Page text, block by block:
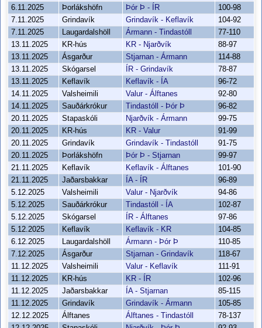
6.11.2025
Þorlákshöfn Þór Þ - ÍR
100-98
7.11.2025
Grindavík Grindavík - Keflavík
104-92
7.11.2025
Laugardalshöll Ármann - Tindastóll
77-110
13.11.2025
KR-hús KR - Njarðvík
88-97
13.11.2025
Ásgarður Stjarnan - Ármann
114-88
13.11.2025
Skógarsel ÍR - Grindavík
78-87
13.11.2025
Keflavík Keflavík - ÍA
96-72
14.11.2025
Valsheimili Valur - Álftanes
92-80
14.11.2025
Sauðárkrókur Tindastóll - Þór Þ
96-82
20.11.2025
Stapaskóli Njarðvík - Ármann
99-75
20.11.2025
KR-hús KR - Valur
91-99
20.11.2025
Grindavík Grindavík - Tindastóll
91-75
20.11.2025
Þorlákshöfn Þór Þ - Stjarnan
99-97
21.11.2025
Keflavík Keflavík - Álftanes
101-90
21.11.2025
Jaðarsbakkar ÍA - ÍR
96-89
5.12.2025
Valsheimili Valur - Njarðvík
94-86
5.12.2025
Sauðárkrókur Tindastóll - ÍA
102-87
5.12.2025
Skógarsel ÍR - Álftanes
97-86
5.12.2025
Keflavík Keflavík - KR
104-85
6.12.2025
Laugardalshöll Ármann - Þór Þ
110-85
7.12.2025
Ásgarður Stjarnan - Grindavík
118-67
11.12.2025
Valsheimili Valur - Keflavík
111-91
11.12.2025
KR-hús KR - ÍR
102-96
11.12.2025
Jaðarsbakkar ÍA - Stjarnan
85-115
11.12.2025
Grindavík Grindavík - Ármann
105-85
12.12.2025
Álftanes Álftanes - Tindastóll
78-137